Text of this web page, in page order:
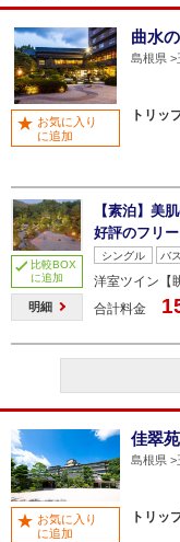
曲水
島根県
トリッ
お気に入り
に追加
比較BOX
に追加
明細
【素泊】美
好評のフリ
シングル バ
洋室ツイン【
合計料金
佳翠
島根県
トリッ
お気に入り
に追加